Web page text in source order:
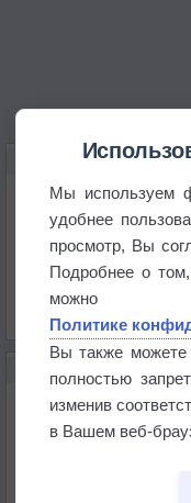
КАРТЫ ПОГОДЫ В
Температура
Давление
Осадки
Список всех карт
Погода в
Мы используем
удобнее
просмотр, Вы
Подробнее о
можно
Политике
Вы также можете
полностью
изменив
в Вашем веб-